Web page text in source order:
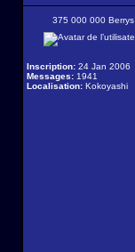
375 000 000 Berrys
Inscription: 24 Jan 2006
Messages: 1941
Localisation: Kokoyashi